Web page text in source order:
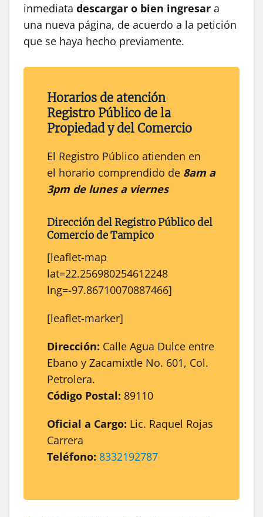
inmediata descargar o bien ingresar a
una nueva página, de acuerdo a la petición
que se haya hecho previamente.
Horarios de atención
Registro Público de la
Propiedad y del Comercio
El Registro Público atienden en
el horario comprendido de 8am a
3pm de lunes a viernes
Dirección delRegistro Públicodel
ComerciodeTampico
[leaflet-map
lat=22.256980254612248
lng=-97.86710070887466]
[leaflet-marker]
Dirección: Calle Agua Dulce entre
Ebano y Zacamixtle No. 601, Col.
Petrolera.
Código Postal: 89110
Oficial a Cargo: Lic. Raquel Rojas
Carrera
Teléfono: 8332192787